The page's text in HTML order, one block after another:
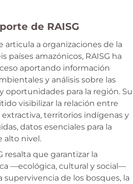
de RAISG
articula a organizaciones de la
países amazónicos, RAISG ha
aportando información
y análisis sobre las
oportunidades para la región. Su
visibilizar la relación entre
territorios indígenas y
datos esenciales para la
alto nivel.
resalta que garantizar la
—ecológica, cultural y social—
supervivencia de los bosques, la